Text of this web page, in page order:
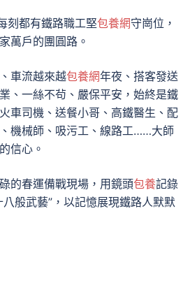
刻都有鐵路職工堅包養網守崗位，
萬戶的團圓路。
車流越來越包養網年夜、搭客發送
、一絲不茍、嚴保平安，始終是鐵
車司機、送餐小哥、高鐵醫生、配
機械師、吸污工、線路工……大師
信心。
的春運備戰現場，用鏡頭包養記錄
般武藝”，以記憶展現鐵路人默默